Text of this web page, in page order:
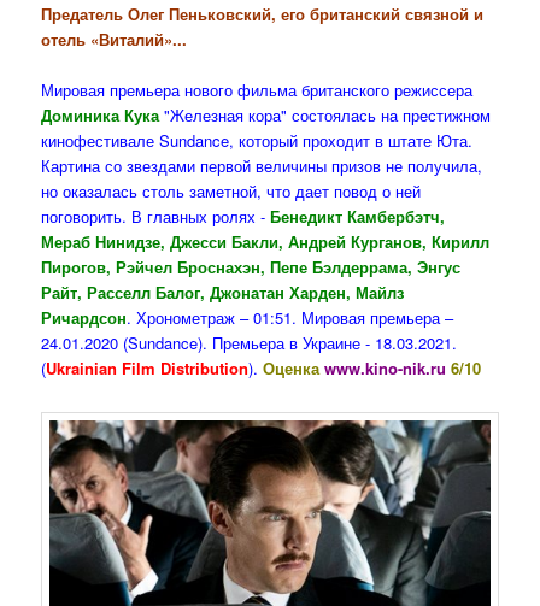
Предатель Олег Пеньковский, его британский связной и
отель «Виталий»...
Мировая премьера нового фильма британского режиссера
Доминика Кука"Железная кора" состоялась на престижном
кинофестивале Sundance, который проходит в штате Юта.
Картина со звездами первой величины призов не получила,
но оказалась столь заметной, что дает повод о ней
поговорить. В главных ролях -Бенедикт Камбербэтч,
Мераб Нинидзе, Джесси Бакли, Андрей Курганов, Кирилл
Пирогов, Рэйчел Броснахэн, Пепе Бэлдеррама, Энгус
Райт, Расселл Балог, Джонатан Харден, Майлз
Ричардсон. Хронометраж – 01:51. Мировая премьера –
24.01.2020 (Sundance). Премьера в Украине - 18.03.2021.
(Ukrainian Film Distribution).Оценкаwww.kino-nik.ru 6/10